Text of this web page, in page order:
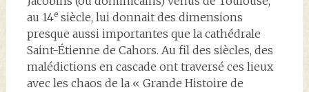
au 14esiècle, lui donnait des dimensions
presque aussi importantes que la cathédrale
Saint-Étienne de Cahors. Au fil des siècles, des
malédictions en cascade ont traversé ces lieux
avec les chaos de la « Grande Histoire de